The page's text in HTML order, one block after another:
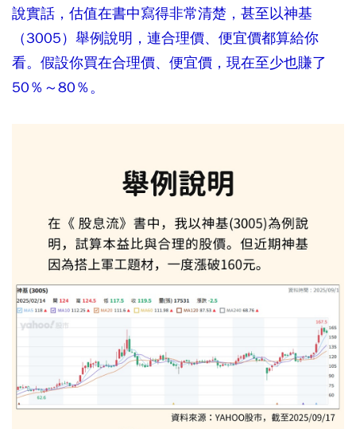
說實話，估值在書中寫得非常清楚，甚至以神基
（3005）舉例說明，連合理價、便宜價都算給你
看。假設你買在合理價、便宜價，現在至少也賺了
50％～80％。